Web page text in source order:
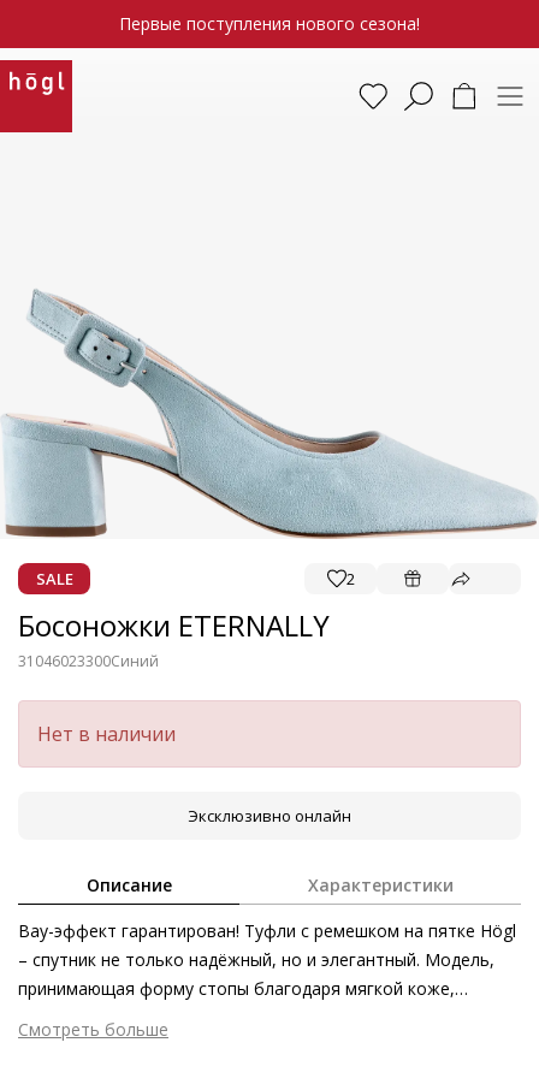
Первые поступления нового сезона!
SALE 2
Босоножки ETERNALLY
31046023300Синий
Нет в наличии
Эксклюзивно онлайн
Описание Характеристики
Вау-эффект гарантирован! Туфли с ремешком на пятке Högl
– спутник не только надёжный, но и элегантный. Модель,
принимающая форму стопы благодаря мягкой коже,
превосходно сочетается с платьями, юбками и брюками,
однако в зависимости от образа может обретать
Смотреть больше